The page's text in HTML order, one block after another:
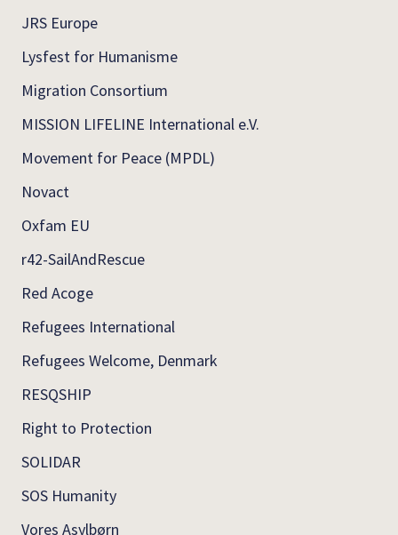
JRS Europe
Lysfest for Humanisme
Migration Consortium
MISSION LIFELINE International e.V.
Movement for Peace (MPDL)
Novact
Oxfam EU
r42-SailAndRescue
Red Acoge
Refugees International
Refugees Welcome, Denmark
RESQSHIP
Right to Protection
SOLIDAR
SOS Humanity
Vores Asylbørn